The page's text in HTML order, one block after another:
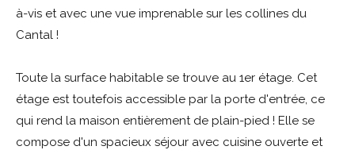
à-vis et avec une vue imprenable sur les collines du
Cantal !
Toute la surface habitable se trouve au 1er étage. Cet
étage est toutefois accessible par la porte d'entrée, ce
qui rend la maison entièrement de plain-pied ! Elle se
compose d'un spacieux séjour avec cuisine ouverte et